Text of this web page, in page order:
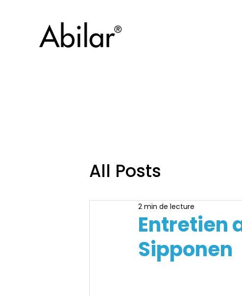
All Posts
Entretien
Sipponen
2 min de lecture